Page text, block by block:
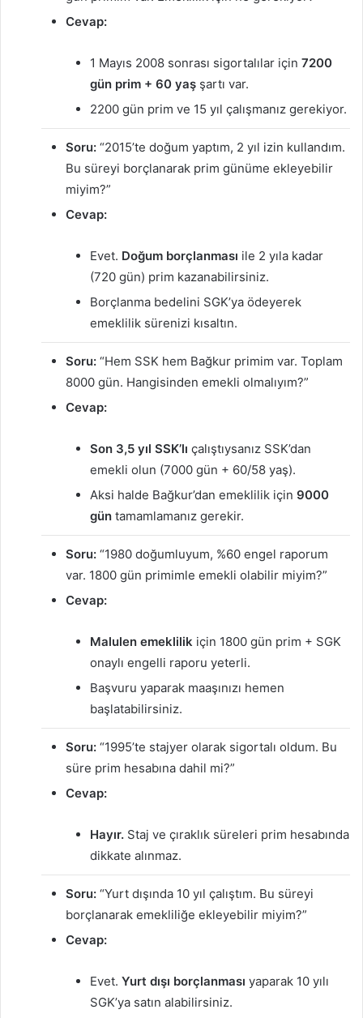
Cevap:
1 Mayıs 2008 sonrası sigortalılar için 7200
gün prim + 60 yaş şartı var.
2200 gün prim ve 15 yıl çalışmanız gerekiyor.
Soru: “2015’te doğum yaptım, 2 yıl izin kullandım.
Bu süreyi borçlanarak prim günüme ekleyebilir
miyim?”
Cevap:
Evet. Doğum borçlanması ile 2 yıla kadar
(720 gün) prim kazanabilirsiniz.
Borçlanma bedelini SGK’ya ödeyerek
emeklilik sürenizi kısaltın.
Soru: “Hem SSK hem Bağkur primim var. Toplam
8000 gün. Hangisinden emekli olmalıyım?”
Cevap:
Son 3,5 yıl SSK’lı çalıştıysanız SSK’dan
emekli olun (7000 gün + 60/58 yaş).
Aksi halde Bağkur’dan emeklilik için 9000
gün tamamlamanız gerekir.
Soru: “1980 doğumluyum, %60 engel raporum
var. 1800 gün primimle emekli olabilir miyim?”
Cevap:
Malulen emeklilik için 1800 gün prim + SGK
onaylı engelli raporu yeterli.
Başvuru yaparak maaşınızı hemen
başlatabilirsiniz.
Soru: “1995’te stajyer olarak sigortalı oldum. Bu
süre prim hesabına dahil mi?”
Cevap:
Hayır. Staj ve çıraklık süreleri prim hesabında
dikkate alınmaz.
Soru: “Yurt dışında 10 yıl çalıştım. Bu süreyi
borçlanarak emekliliğe ekleyebilir miyim?”
Cevap:
Evet. Yurt dışı borçlanması yaparak 10 yılı
SGK’ya satın alabilirsiniz.